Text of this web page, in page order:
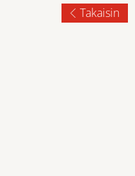
Takaisin